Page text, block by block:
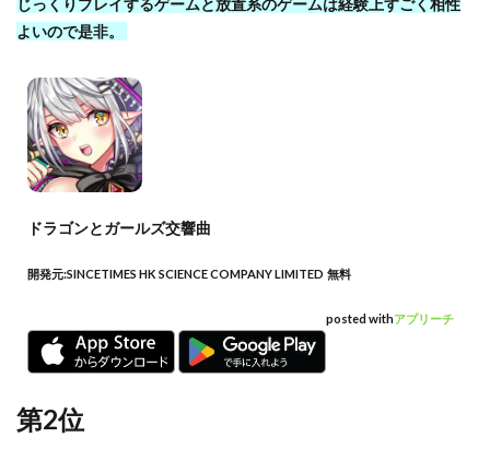
じっくりプレイするゲームと放置系のゲームは経験上すごく相性
よいので是非。
ドラゴンとガールズ交響曲
開発元:SINCETIMES HK SCIENCE COMPANY LIMITED 無料
posted withアプリーチ
第2位